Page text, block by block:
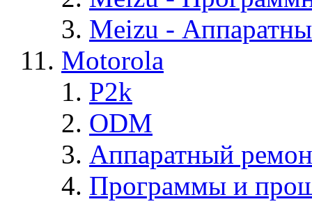
Meizu -
Motorola
P2k
ODM
Аппаратный
Программы и